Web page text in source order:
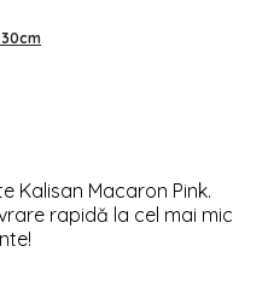
Kalisan Macaron Pink.
rapidă la cel mai mic